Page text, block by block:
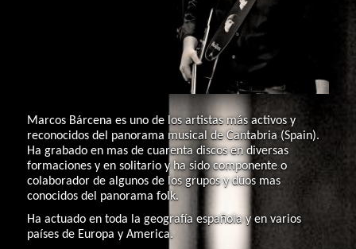
Marcos Bárcena es uno de los artistas más activos y
reconocidos del panorama musical de Cantabria (Spain).
Ha grabado en mas de cuarenta discos en diversas
formaciones y en solitario y ha sido componente o
colaborador de algunos de los grupos y dúos mas
conocidos del panorama folk.
Ha actuado en toda la geografía española y en varios
países de Europa y America.